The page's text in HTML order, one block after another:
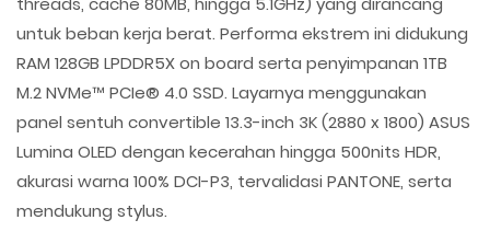
untuk beban kerja berat. Performa ekstrem ini didukung
RAM 128GB LPDDR5X on board serta penyimpanan 1TB
M.2 NVMe™ PCIe® 4.0 SSD. Layarnya menggunakan
panel sentuh convertible 13.3-inch 3K (2880 x 1800) ASUS
Lumina OLED dengan kecerahan hingga 500nits HDR,
akurasi warna 100% DCI-P3, tervalidasi PANTONE, serta
mendukung stylus.